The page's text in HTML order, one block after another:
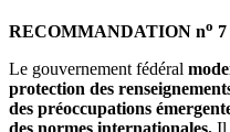
RECOMMANDATION no
Le gouvernement fédéral
protection des
des préoccupations
des normes internationales. Il